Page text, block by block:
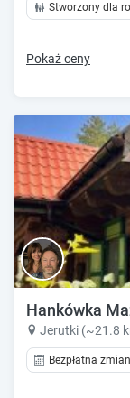
Stworzony dla
Pokaż ceny
Hankówka
Jerutki (~21.8
Bezpłatna